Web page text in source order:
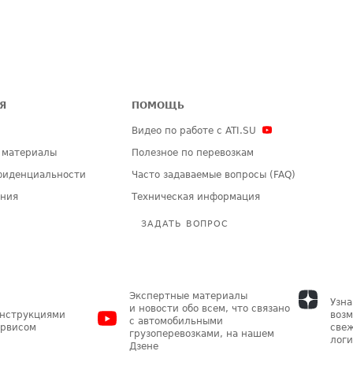
ПОМОЩЬ
Видео по работе с ATI.SU
Полезное по перевозкам
Часто задаваемые вопросы (FAQ)
Техническая информация
ЗАДАТЬ ВОПРОС
Экспертные материалы
и новости обо всем, что связано
с автомобильными
грузоперевозками, на нашем
Дзене